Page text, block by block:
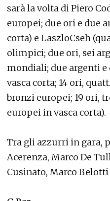
sarà la volta di Piero
europei; due ori e due
corta) e LaszloCseh
olimpici; due ori, sei
mondiali; due argenti
vasca corta; 14 ori,
bronzi europei; 19 ori,
europei in vasca corta).
Tra gli azzurri in gara,
Acerenza, Marco De
Cusinato, Marco